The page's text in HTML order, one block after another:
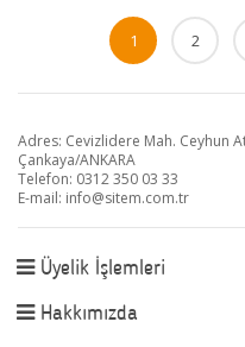
1 2
Adres: Cevizlidere Mah. Ceyhun
Çankaya/ANKARA
Telefon: 0312 350 03 33
E-mail: info@sitem.com.tr
Üyelik İşlemleri
Hakkımızda